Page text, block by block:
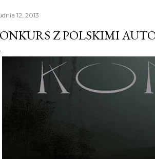
12, 2013
Z POLSKIMI